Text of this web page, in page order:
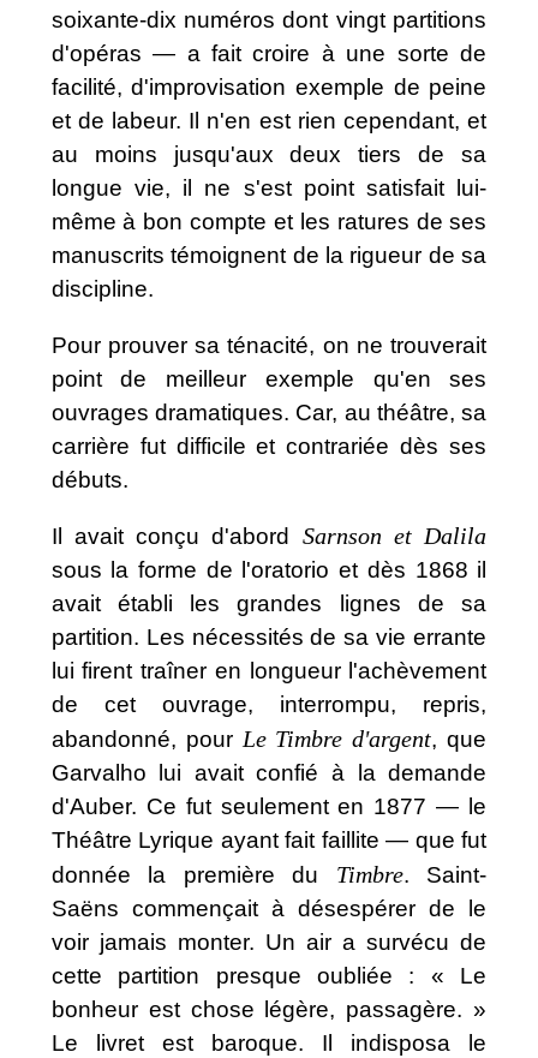
soixante-dix numéros dont vingt partitions
d'opéras — a fait croire à une sorte de
facilité, d'improvisation exemple de peine
et de labeur. Il n'en est rien cependant, et
au moins jusqu'aux deux tiers de sa
longue vie, il ne s'est point satisfait lui-
même à bon compte et les ratures de ses
manuscrits témoignent de la rigueur de sa
discipline.
Pour prouver sa ténacité, on ne trouverait
point de meilleur exemple qu'en ses
ouvrages dramatiques. Car, au théâtre, sa
carrière fut difficile et contrariée dès ses
débuts.
Il avait conçu d'abord Sarnson et Dalila
sous la forme de l'oratorio et dès 1868 il
avait établi les grandes lignes de sa
partition. Les nécessités de sa vie errante
lui firent traîner en longueur l'achèvement
de cet ouvrage, interrompu, repris,
abandonné, pourLe Timbre d'argent, que
Garvalho lui avait confié à la demande
d'Auber. Ce fut seulement en 1877 — le
Théâtre Lyrique ayant fait faillite — que fut
donnée la première du Timbre. Saint-
Saëns commençait à désespérer de le
voir jamais monter. Un air a survécu de
cette partition presque oubliée : « Le
bonheur est chose légère, passagère. »
Le livret est baroque. Il indisposa le